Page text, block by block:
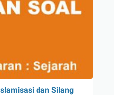
dan Silang